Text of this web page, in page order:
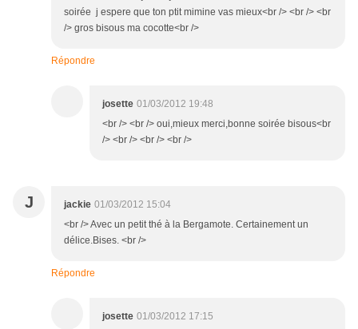
soirée j espere que ton ptit mimine vas mieux<br /> <br /> <br
/> gros bisous ma cocotte<br />
Répondre
josette 01/03/2012 19:48
<br /> <br /> oui,mieux merci,bonne soirée bisous<br
/> <br /> <br /> <br />
J jackie 01/03/2012 15:04
<br /> Avec un petit thé à la Bergamote. Certainement un
délice.Bises. <br />
Répondre
josette 01/03/2012 17:15